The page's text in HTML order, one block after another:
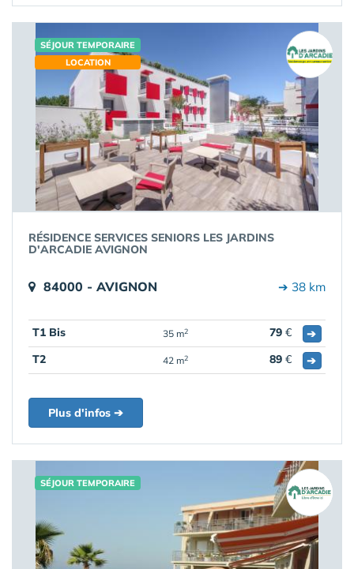
SÉJOUR TEMPORAIRE
LOCATION
RÉSIDENCE SERVICES SENIORS LES JARDINS
D'ARCADIE AVIGNON
84000 - AVIGNON ➔ 38 km
T1 Bis 35 m2 79 €
➔
T2
42 m2 89 € ➔
Plus d'infos ➔
SÉJOUR TEMPORAIRE